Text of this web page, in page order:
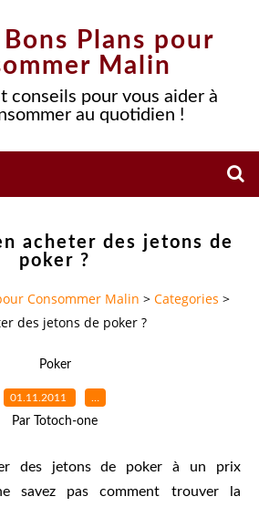
Plans pour
Malin
conseils pour vous aider à
au quotidien !
acheter des jetons de
poker ?
Consommer Malin > Categories >
des jetons de poker ?
Poker
01.11.2011 …
Par Totoch-one
des jetons de poker à un prix
savez pas comment trouver la